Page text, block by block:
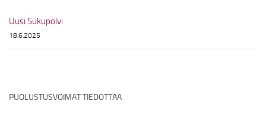
Uusi Sukupolvi
18.6.2025
PUOLUSTUSVOIMAT TIEDOTTAA